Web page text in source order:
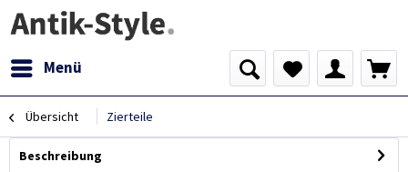
Menü
Übersicht Zierteile
Beschreibung